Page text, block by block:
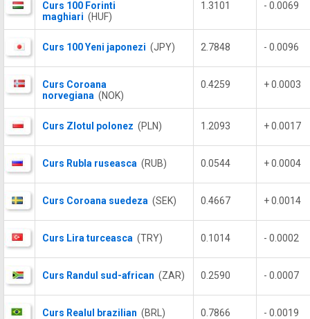
Curs 100 Forinti
maghiari (HUF)
1.3101 - 0.0069
Curs 100 Yeni japonezi (JPY) 2.7848 - 0.0096
Curs Coroana
norvegiana (NOK)
0.4259 + 0.0003
Curs Zlotul polonez (PLN) 1.2093 + 0.0017
Curs Rubla ruseasca (RUB) 0.0544 + 0.0004
Curs Coroana suedeza (SEK) 0.4667 + 0.0014
Curs Lira turceasca (TRY) 0.1014 - 0.0002
Curs Randul sud-african (ZAR) 0.2590 - 0.0007
Curs Realul brazilian (BRL) 0.7866 - 0.0019